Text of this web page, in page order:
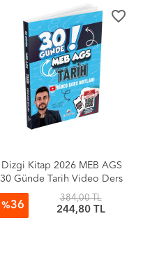
favorite_border
Dizgi Kitap 2026 MEB AGS
30 Günde Tarih Video Ders
Notları Zeki Tuğa
%36
384,00 TL
244,80 TL